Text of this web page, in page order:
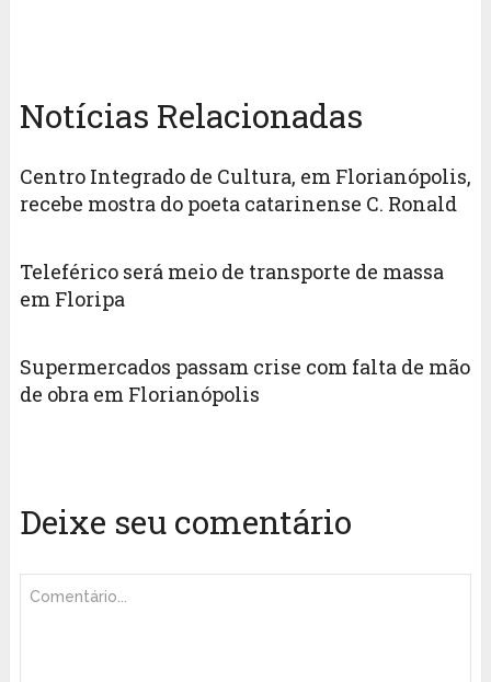
Notícias Relacionadas
Centro Integrado de Cultura, em Florianópolis,
recebe mostra do poeta catarinense C. Ronald
Teleférico será meio de transporte de massa
em Floripa
Supermercados passam crise com falta de mão
de obra em Florianópolis
Deixe seu comentário